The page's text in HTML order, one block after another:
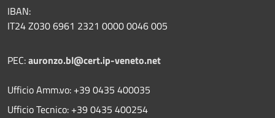
IBAN:
IT24 Z030 6961 2321 0000 0046 005
PEC:auronzo.bl@cert.ip-veneto.net
Ufficio Amm.vo: +39 0435 400035
Ufficio Tecnico: +39 0435 400254